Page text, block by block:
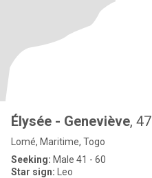
Élysée - Geneviève, 47
Lomé, Maritime, Togo
Seeking: Male 41 - 60
Star sign: Leo